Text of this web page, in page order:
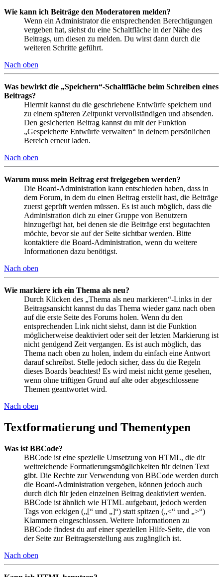
Wie kann ich Beiträge den Moderatoren melden?
Wenn ein Administrator die entsprechenden Berechtigungen
vergeben hat, siehst du eine Schaltfläche in der Nähe des
Beitrags, um diesen zu melden. Du wirst dann durch die
weiteren Schritte geführt.
Nach oben
Was bewirkt die „Speichern“-Schaltfläche beim Schreiben eines
Beitrags?
Hiermit kannst du die geschriebene Entwürfe speichern und
zu einem späteren Zeitpunkt vervollständigen und absenden.
Den gesicherten Beitrag kannst du mit der Funktion
„Gespeicherte Entwürfe verwalten“ in deinem persönlichen
Bereich erneut laden.
Nach oben
Warum muss mein Beitrag erst freigegeben werden?
Die Board-Administration kann entschieden haben, dass in
dem Forum, in dem du einen Beitrag erstellt hast, die Beiträge
zuerst geprüft werden müssen. Es ist auch möglich, dass die
Administration dich zu einer Gruppe von Benutzern
hinzugefügt hat, bei denen sie die Beiträge erst begutachten
möchte, bevor sie auf der Seite sichtbar werden. Bitte
kontaktiere die Board-Administration, wenn du weitere
Informationen dazu benötigst.
Nach oben
Wie markiere ich ein Thema als neu?
Durch Klicken des „Thema als neu markieren“-Links in der
Beitragsansicht kannst du das Thema wieder ganz nach oben
auf die erste Seite des Forums holen. Wenn du den
entsprechenden Link nicht siehst, dann ist die Funktion
möglicherweise deaktiviert oder seit der letzten Markierung ist
nicht genügend Zeit vergangen. Es ist auch möglich, das
Thema nach oben zu holen, indem du einfach eine Antwort
darauf schreibst. Stelle jedoch sicher, dass du die Regeln
dieses Boards beachtest! Es wird meist nicht gerne gesehen,
wenn ohne triftigen Grund auf alte oder abgeschlossene
Themen geantwortet wird.
Nach oben
Textformatierung und Thementypen
Was ist BBCode?
BBCode ist eine spezielle Umsetzung von HTML, die dir
weitreichende Formatierungsmöglichkeiten für deinen Text
gibt. Die Rechte zur Verwendung von BBCode werden durch
die Board-Administration vergeben, können jedoch auch
durch dich für jeden einzelnen Beitrag deaktiviert werden.
BBCode ist ähnlich wie HTML aufgebaut, jedoch werden
Tags von eckigen („[“ und „]“) statt spitzen („<“ und „>“)
Klammern eingeschlossen. Weitere Informationen zu
BBCode findest du auf einer speziellen Hilfe-Seite, die von
der Seite zur Beitragserstellung aus zugänglich ist.
Nach oben